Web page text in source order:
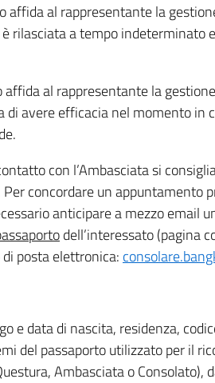
affida al rappresentante la
rilasciata a tempo indeterminato
affida al rappresentante la
avere efficacia nel momento in
con l’Ambasciata si
concordare un appuntamento
anticipare a mezzo email
dell’interessato (pagina
posta elettronica:
e data di nascita, residenza,
del passaporto utilizzato per il
Ambasciata o Consolato),